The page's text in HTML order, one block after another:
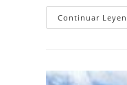
Continuar